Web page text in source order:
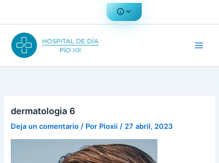
dermatologia 6
Deja un comentario / Por Pioxii/ 27 abril, 2023